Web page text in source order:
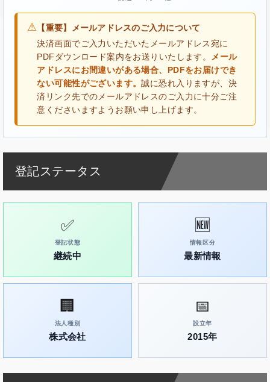
⚠ 【重要】メールアドレスのご入力について
決済画面でご入力いただいたメールアドレス宛に
PDFダウンロード案内をお送りいたします。
メール
アドレスにお間違いがある場合、PDFをお届けでき
ない可能性がございます。誠に恐れ入りますが、決
済リンク先でのメールアドレスのご入力に十分ご注
意くださいますようお願い申し上げます。
登記ステータス
✅
登記状態
継続中
🆕
情報区分
最新情報
🏢
法人種別
株式会社
📅
設立年
2015年